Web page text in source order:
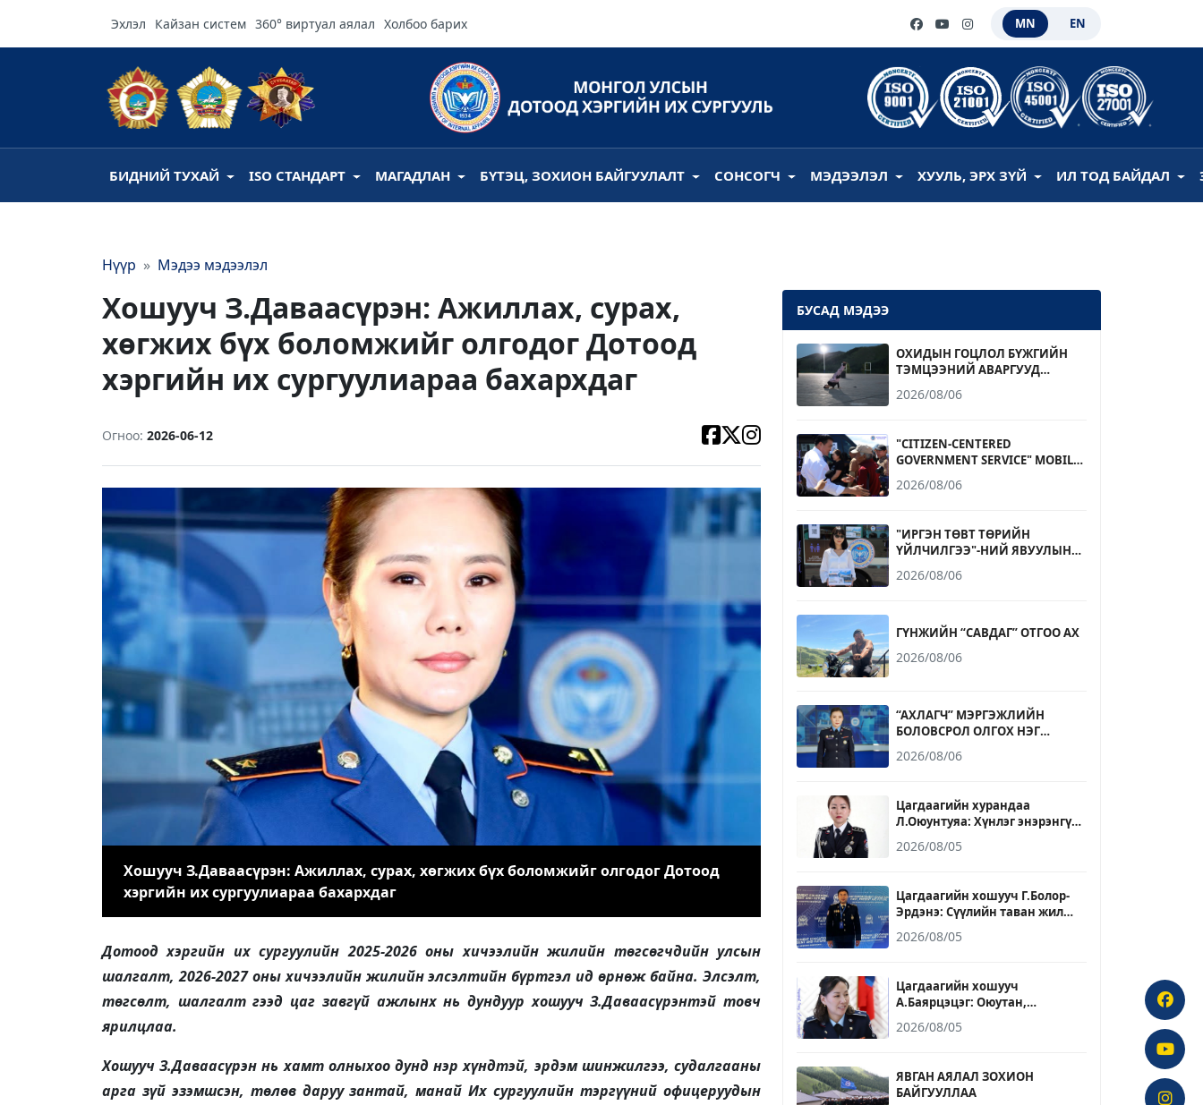
Эхлэл Кайзан систем 360° виртуал аялал Холбоо барих MN EN
БИДНИЙ ТУХАЙ ISO СТАНДАРТ МАГАДЛАН БҮТЭЦ, ЗОХИОН БАЙГУУЛАЛТ СОНСОГЧ МЭДЭЭЛЭЛ ХУУЛЬ, ЭРХ ЗҮЙ ИЛ ТОД БАЙДАЛ
Нүүр Мэдээ мэдээлэл
Хошууч З.Даваасүрэн: Ажиллах, сурах,
хөгжих бүх боломжийг олгодог Дотоод
хэргийн их сургуулиараа бахархдаг
Огноо: 2026-06-12
Хошууч З.Даваасүрэн: Ажиллах, сурах, хөгжих бүх боломжийг олгодог Дотоод
хэргийн их сургуулиараа бахархдаг
Дотоод хэргийн их сургуулийн 2025-2026 оны хичээлийн жилийн төгсөгчдийн улсын
шалгалт, 2026-2027 оны хичээлийн жилийн элсэлтийн бүртгэл ид өрнөж байна. Элсэлт,
төгсөлт, шалгалт гээд цаг завгүй ажлынх нь дундуур хошууч З.Даваасүрэнтэй товч
ярилцлаа.
Хошууч З.Даваасүрэн нь хамт олныхоо дунд нэр хүндтэй, эрдэм шинжилгээ, судалгааны
арга зүй эзэмшсэн, төлөв даруу зантай, манай Их сургуулийн тэргүүний офицеруудын
БУСАД МЭДЭЭ
ОХИДЫН ГОЦЛОЛ БҮЖГИЙН
ТЭМЦЭЭНИЙ АВАРГУУД
2026/08/06
"CITIZEN-CENTERED
GOVERNMENT SERVICE" MOBILE
NARANTUUL TRADE CENTER
2026/08/06
"ИРГЭН ТӨВТ ТӨРИЙН
ҮЙЛЧИЛГЭЭ"-НИЙ ЯВУУЛЫН
ХУДАЛДААНЫ ТӨВД
2026/08/06
ГҮНЖИЙН “САВДАГ” ОТГОО АХ
2026/08/06
“АХЛАГЧ” МЭРГЭЖЛИЙН
БОЛОВСРОЛ ОЛГОХ НЭГ
ДУНД БОЛОВСРОЛТОЙ 17-20
БОЛОМЖТОЙ
2026/08/06
Цагдаагийн хурандаа
Л.Оюунтуяа: Хүнлэг энэрэнгүй,
ажил, амьдралдаа баримталж
2026/08/05
Цагдаагийн хошууч Г.Болор-
Эрдэнэ: Сүүлийн таван жил
бэлтгэх үйлсэд үр бүтээлтэй
2026/08/05
Цагдаагийн хошууч
А.Баярцэцэг: Оюутан,
бус ёс зүй, зөв хандлага, бие
оруулахыг зорьдог
2026/08/05
ЯВГАН АЯЛАЛ ЗОХИОН
БАЙГУУЛЛАА